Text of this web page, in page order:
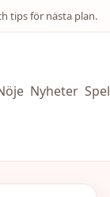
tips för nästa plan.
Nyheter Spel